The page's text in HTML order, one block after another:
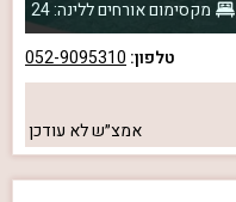
מקסימום אורחים ללינה: 24
טלפון: 052-9095310
אמצ״שלא עודכן